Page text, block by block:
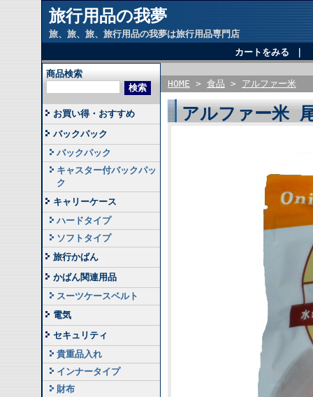
旅行用品の我夢
旅、旅、旅、旅行用品の我夢は旅行用品専門店
カートをみる
商品検索
お買い得・おすすめ
バックパック
バックパック
キャスター付バックパッ
ク
キャリーケース
ハードタイプ
ソフトタイプ
旅行かばん
かばん関連用品
スーツケースベルト
電気
セキュリティ
貴重品入れ
インナータイプ
財布
HOME > 食品 > アルファー米
アルファー米